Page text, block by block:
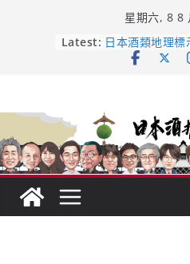
星期六, 8 8
Latest: 龜之井酒造：口
吟釀的堅持與
響 𝟭𝟮 年 復活
【酒業商戰】
市場！梅乃宿上